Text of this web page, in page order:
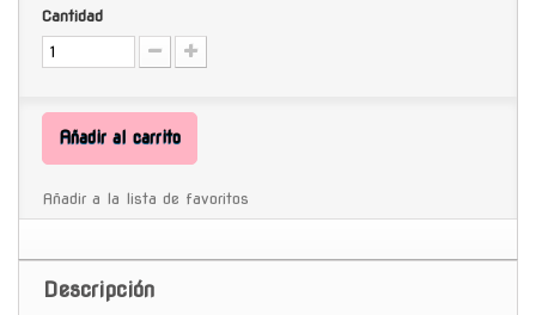
Cantidad
Añadir al carrito
Añadir a la lista de favoritos
Descripción